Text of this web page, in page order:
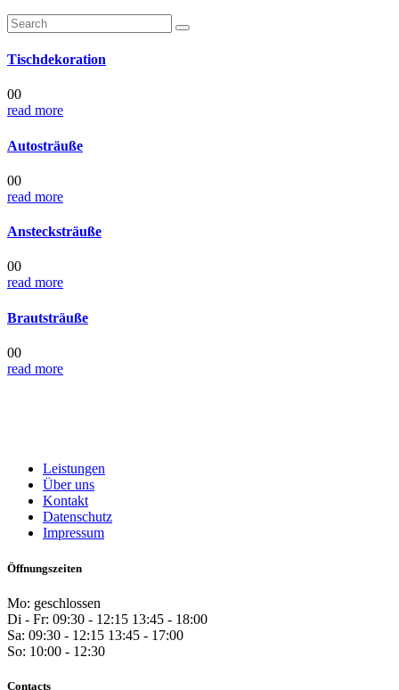
Tischdekoration
00
read more
Autosträuße
00
read more
Anstecksträuße
00
read more
Brautsträuße
00
read more
Leistungen
Über uns
Kontakt
Datenschutz
Impressum
Öffnungszeiten
Mo: geschlossen
Di - Fr: 09:30 - 12:15 13:45 - 18:00
Sa: 09:30 - 12:15 13:45 - 17:00
So: 10:00 - 12:30
Contacts